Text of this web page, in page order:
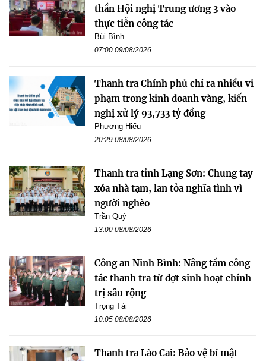
thần Hội nghị Trung ương 3 vào
thực tiễn công tác
Bùi Bình
07:00 09/08/2026
Thanh tra Chính phủ chỉ ra nhiều vi
phạm trong kinh doanh vàng, kiến
nghị xử lý 93,733 tỷ đồng
Phương Hiếu
20:29 08/08/2026
Thanh tra tỉnh Lạng Sơn: Chung tay
xóa nhà tạm, lan tỏa nghĩa tình vì
người nghèo
Trần Quý
13:00 08/08/2026
Công an Ninh Bình: Nâng tầm công
tác thanh tra từ đợt sinh hoạt chính
trị sâu rộng
Trọng Tài
10:05 08/08/2026
Thanh tra Lào Cai: Bảo vệ bí mật